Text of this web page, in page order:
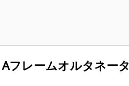
Aフレームオルタネータ